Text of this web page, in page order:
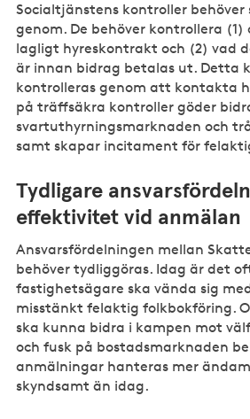
Socialtjänstens kontroller behöver
genom. De behöver kontrollera
lagligt hyreskontrakt och (2) vad
är innan bidrag betalas ut. Detta
kontrolleras genom att kontakta
på träffsäkra kontroller göder
svartuthyrningsmarknaden och
samt skapar incitament för
Tydligare ansvarsfördelning och ökad
effektivitet vid anmälan
Ansvarsfördelningen mellan
behöver tydliggöras. Idag är det
fastighetsägare ska vända sig
misstänkt felaktig folkbokföring.
ska kunna bidra i kampen mot
och fusk på bostadsmarknaden
anmälningar hanteras mer
skyndsamt än idag.